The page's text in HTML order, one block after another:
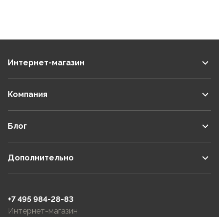
Интернет-магазин
Компания
Блог
Дополнительно
+7 495 984-28-83
Интернет-магазин